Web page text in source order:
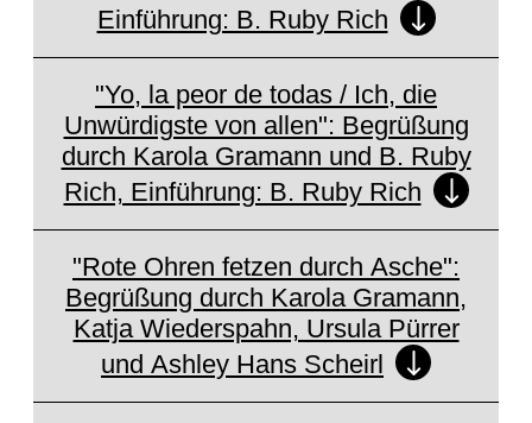
Set cookie to view
Einführung: B. Ruby Rich
Set cookie to view
"Yo, la peor de todas / Ich, die
Unwürdigste von allen": Begrüßung
durch Karola Gramann und B. Ruby
Rich, Einführung: B. Ruby Rich
Set cookie to view
"Rote Ohren fetzen durch Asche":
Begrüßung durch Karola Gramann,
Katja Wiederspahn, Ursula Pürrer
und Ashley Hans Scheirl